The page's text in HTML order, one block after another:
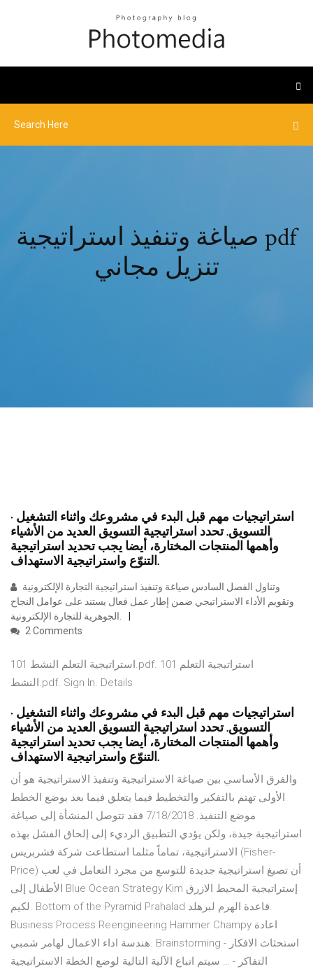
صياغة وتنفيذ استراتيجية pdf
تنزيل مجاني
استراتيجيات مهم قبل البدء في مشروعك واثناء التشغيل ·
التسويق. تحدد استراتيجية التسويق العديد من الأشياء
وأهمها المنتجات المختارة، أيضا يجب تحديد استراتيجية
التنوّع واستراتيجية الاستهداف.
وتقويم الأداء الاستراتيجي ضمن إطار عمل فعال يستند على عوامل النجاح
الجوهرية للتجارة الإلكترونية.
2 Comments
101 استراتيجية التعلم النشط.pdf. 101 استراتيجية التعلم
النشط.pdf. Sign In. Details
استراتيجيات مهم قبل البدء في مشروعك واثناء التشغيل ·
التسويق. تحدد استراتيجية التسويق العديد من الأشياء
وأهمها المنتجات المختارة، أيضا يجب تحديد استراتيجية
التنوّع واستراتيجية الاستهداف.
والفرق الأساسي بين صياغة الاستراتيجية وتنفيذ الاستراتيجية هو أن
الأولى تهتم بالتفكير والتخطيط فيما يتعلق فيما بعد بوضع الخطط
موضع التنفيذ. 7/18/2018 فقد تتوصل المنشأة إلى صياغة
استراتيجية جيدة، ولكن يؤدي التطبيق الرديء إلى إلحاق الفشل بهذه
الاستراتيجية، تماماً مثلما استطاعت شركة فشربريس (Fisher-
Price) أن تصيغ استراتيجية جديدة للتوسع من مجرد التعامل في لعب
الأطفال إلى Blue Ocean Strategy Kim إستراتيجية المحيط الازرق
لكيم. Bottom of the Pyramid Prahalad قاعدة الهرم لبرهلد.
Business Process Reengineering Hammer Champy اعادة
هندسة اداء الاعمال لهامر شمبي. Brainstorming استحثاث الافكار -
التفاكر - … سيتم اتباع الآلية التالية لوضع الخطة الاستراتيجية